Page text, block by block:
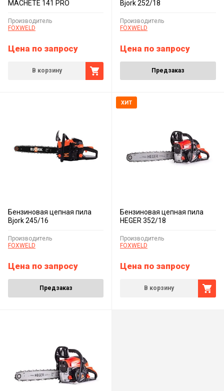
MACHETE 141 PRO
Производитель
FOXWELD
Цена по запросу
В корзину
Bjork 252/18
Производитель
FOXWELD
Цена по запросу
Предзаказ
Бензиновая цепная пила
Bjork 245/16
Производитель
FOXWELD
Цена по запросу
Предзаказ
ХИТ
Бензиновая цепная пила
HEGER 352/18
Производитель
FOXWELD
Цена по запросу
В корзину